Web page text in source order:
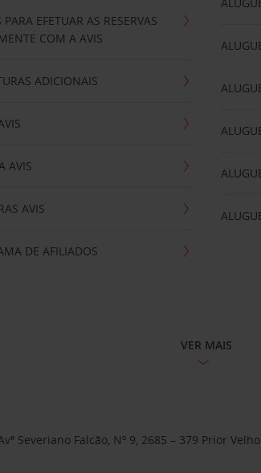
PARA EFETUAR AS RESERVAS
COM A AVIS
ADICIONAIS
AVIS
AVIS
DE AFILIADOS
VER MAIS
Severiano Falcão, Nº 9, 2685 – 379 Prior